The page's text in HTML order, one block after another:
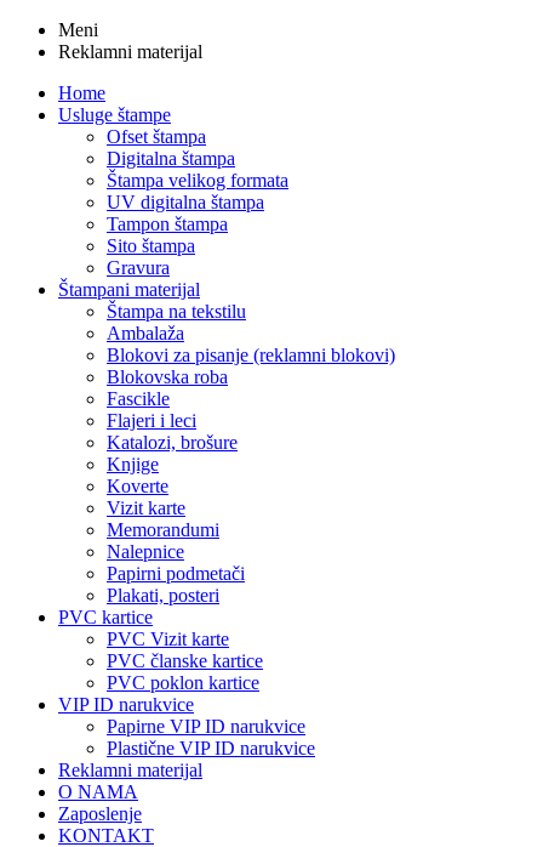
Meni
Reklamni materijal
Home
Usluge štampe
Ofset štampa
Digitalna štampa
Štampa velikog formata
UV digitalna štampa
Tampon štampa
Sito štampa
Gravura
Štampani materijal
Štampa na tekstilu
Ambalaža
Blokovi za pisanje (reklamni blokovi)
Blokovska roba
Fascikle
Flajeri i leci
Katalozi, brošure
Knjige
Koverte
Vizit karte
Memorandumi
Nalepnice
Papirni podmetači
Plakati, posteri
PVC kartice
PVC Vizit karte
PVC članske kartice
PVC poklon kartice
VIP ID narukvice
Papirne VIP ID narukvice
Plastične VIP ID narukvice
Reklamni materijal
O NAMA
Zaposlenje
KONTAKT